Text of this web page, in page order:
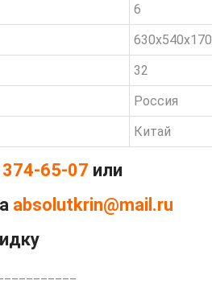
6
630х540х170
32
Россия
Китай
65-07 или
absolutkrin@mail.ru